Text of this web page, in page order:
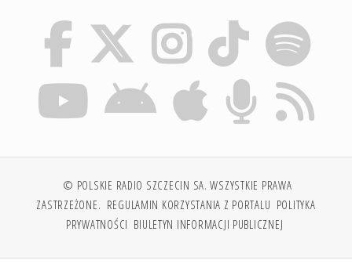
© POLSKIE RADIO SZCZECIN SA. WSZYSTKIE PRAWA
ZASTRZEŻONE. REGULAMIN KORZYSTANIA Z PORTALU POLITYKA
PRYWATNOŚCI BIULETYN INFORMACJI PUBLICZNEJ